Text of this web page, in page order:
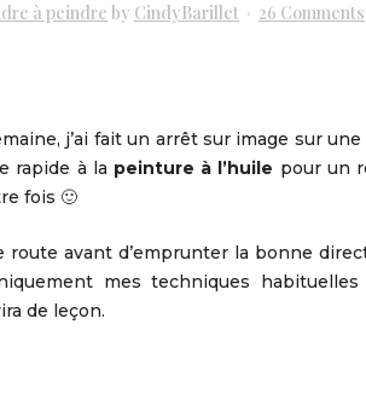
à peindre by CindyBarillet 26 Comments
j’ai fait un arrêt sur image sur
rapide à la peinture à l’huile pour un
fois 🙂
avant d’emprunter la bonne
mes techniques
de leçon.